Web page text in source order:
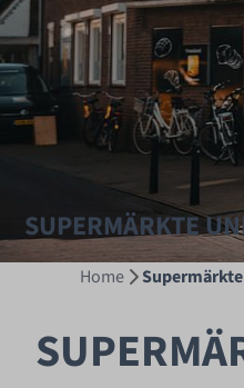
SUPERMÄRKTE
Home